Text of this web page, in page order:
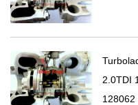
2.0TDI
128062